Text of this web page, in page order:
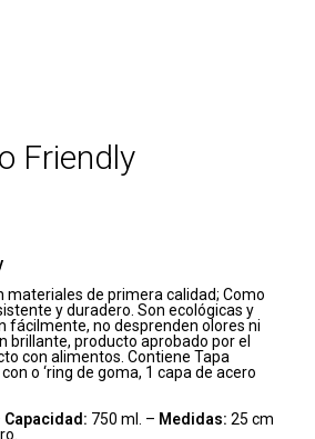
Friendly
materiales de primera calidad; Como
y duradero. Son ecológicas y
fácilmente, no desprenden olores ni
brillante, producto aprobado por el
con alimentos. Contiene Tapa
o ‘ring de goma, 1 capa de acero
Capacidad: 750 ml. – Medidas: 25 cm